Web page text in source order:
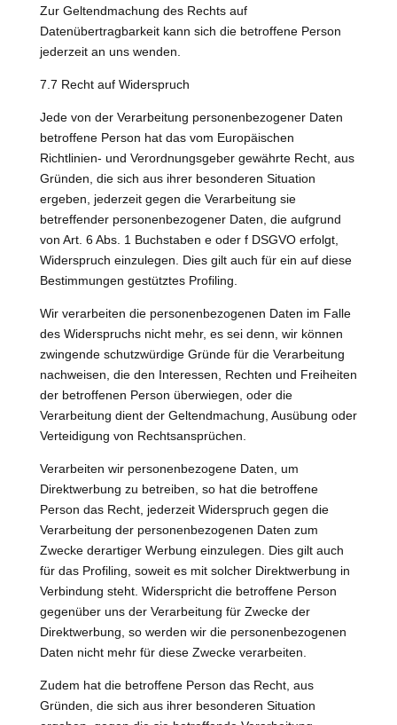
Zur Geltendmachung des Rechts auf
Datenübertragbarkeit kann sich die betroffene Person
jederzeit an uns wenden.
7.7 Recht auf Widerspruch
Jede von der Verarbeitung personenbezogener Daten
betroffene Person hat das vom Europäischen
Richtlinien- und Verordnungsgeber gewährte Recht, aus
Gründen, die sich aus ihrer besonderen Situation
ergeben, jederzeit gegen die Verarbeitung sie
betreffender personenbezogener Daten, die aufgrund
von Art. 6 Abs. 1 Buchstaben e oder f DSGVO erfolgt,
Widerspruch einzulegen. Dies gilt auch für ein auf diese
Bestimmungen gestütztes Profiling.
Wir verarbeiten die personenbezogenen Daten im Falle
des Widerspruchs nicht mehr, es sei denn, wir können
zwingende schutzwürdige Gründe für die Verarbeitung
nachweisen, die den Interessen, Rechten und Freiheiten
der betroffenen Person überwiegen, oder die
Verarbeitung dient der Geltendmachung, Ausübung oder
Verteidigung von Rechtsansprüchen.
Verarbeiten wir personenbezogene Daten, um
Direktwerbung zu betreiben, so hat die betroffene
Person das Recht, jederzeit Widerspruch gegen die
Verarbeitung der personenbezogenen Daten zum
Zwecke derartiger Werbung einzulegen. Dies gilt auch
für das Profiling, soweit es mit solcher Direktwerbung in
Verbindung steht. Widerspricht die betroffene Person
gegenüber uns der Verarbeitung für Zwecke der
Direktwerbung, so werden wir die personenbezogenen
Daten nicht mehr für diese Zwecke verarbeiten.
Zudem hat die betroffene Person das Recht, aus
Gründen, die sich aus ihrer besonderen Situation